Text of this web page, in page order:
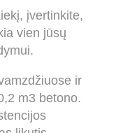
įvertinkite,
vien jūsų
ir
m3 betono.